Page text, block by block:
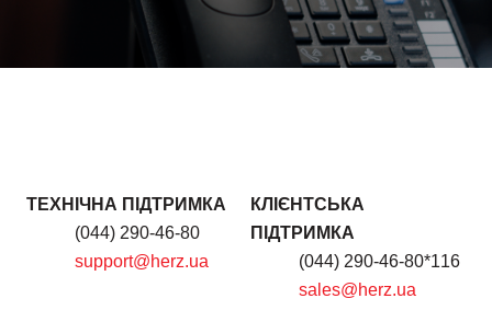
ТЕХНІЧНА ПІДТРИМКА
(044) 290-46-80
support@herz.ua
КЛІЄНТСЬКА
ПІДТРИМКА
(044) 290-46-80*116
sales@herz.ua